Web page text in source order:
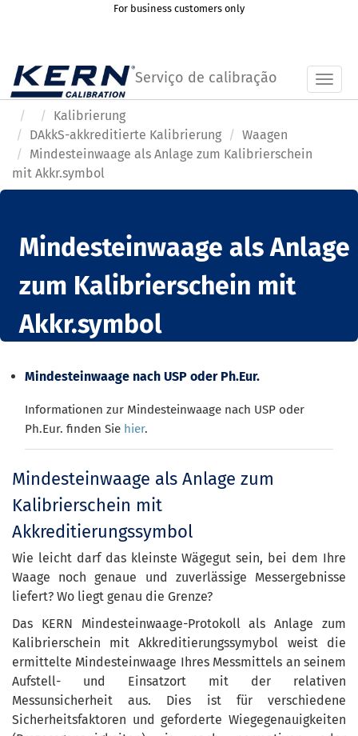
For business customers only
Serviço de calibração
Kalibrierung
DAkkS-akkreditierte Kalibrierung
Waagen
Mindesteinwaage als Anlage zum Kalibrierschein
mit Akkr.symbol
Mindesteinwaage als Anlage
zum Kalibrierschein mit
Akkr.symbol
Mindesteinwaage nach USP oder Ph.Eur.
Informationen zur Mindesteinwaage nach USP oder
Ph.Eur. finden Sie hier.
Mindesteinwaage als Anlage zum
Kalibrierschein mit
Akkreditierungssymbol
Wie leicht darf das kleinste Wägegut sein, bei dem Ihre
Waage noch genaue und zuverlässige Messergebnisse
liefert? Wo liegt genau die Grenze?
Das KERN Mindesteinwaage-Protokoll als Anlage zum
Kalibrierschein mit Akkreditierungssymybol weist die
ermittelte Mindesteinwaage Ihres Messmittels an seinem
Aufstell- und Einsatzort mit der relativen
Messunsicherheit aus. Dies ist für verschiedene
Sicherheitsfaktoren und geforderte Wiegegenauigkeiten